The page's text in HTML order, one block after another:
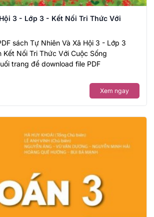
3 - Lớp 3 - Kết Nối Tri Thức Với
sách Tự Nhiên Và Xã Hội 3 - Lớp 3
Kết Nối Tri Thức Với Cuộc Sống
trang để download file PDF
Xem ngay